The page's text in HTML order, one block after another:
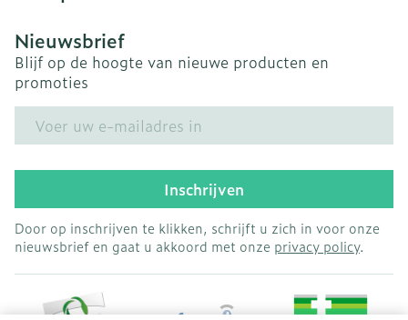
Nieuwsbrief
Blijf op de hoogte van nieuwe producten en
promoties
Inschrijven
Door op inschrijven te klikken, schrijft u zich in voor onze
nieuwsbrief en gaat u akkoord met onze privacy policy.